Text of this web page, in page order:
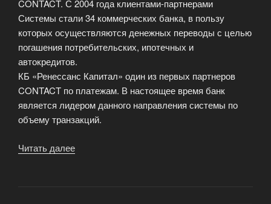
CONTACT. С 2004 года клиентами-партнерами
Системы стали 34 коммерческих банка, в пользу
которых осуществляются денежных переводы с целью
погашения потребительских, ипотечных и
автокредитов.
КБ «Ренессанс Капитал» один из первых партнеров
CONTACT по платежам. В настоящее время банк
является лидером данного направления системы по
объему транзакций.
Читать далее